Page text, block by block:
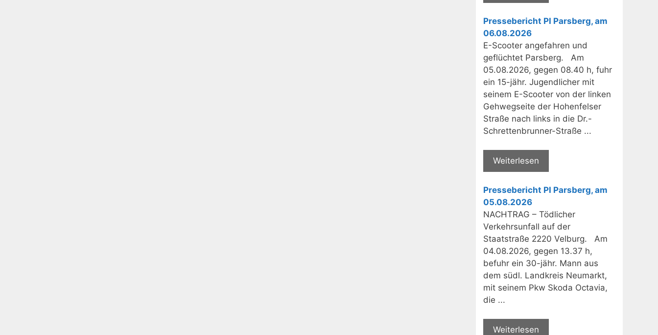
Pressebericht PI Parsberg, am
06.08.2026
E-Scooter angefahren und
geflüchtet Parsberg. Am
05.08.2026, gegen 08.40 h, fuhr
ein 15-jähr. Jugendlicher mit
seinem E-Scooter von der linken
Gehwegseite der Hohenfelser
Straße nach links in die Dr.-
Schrettenbrunner-Straße ...
Weiterlesen
Pressebericht PI Parsberg, am
05.08.2026
NACHTRAG – Tödlicher
Verkehrsunfall auf der
Staatstraße 2220 Velburg. Am
04.08.2026, gegen 13.37 h,
befuhr ein 30-jähr. Mann aus
dem südl. Landkreis Neumarkt,
mit seinem Pkw Skoda Octavia,
die ...
Weiterlesen